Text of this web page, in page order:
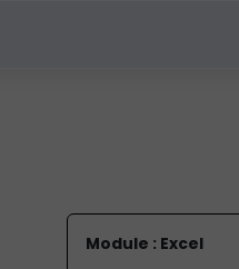
Module : Excel